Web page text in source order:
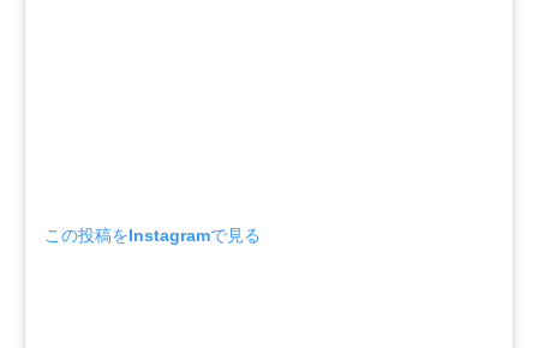
この投稿をInstagramで見る